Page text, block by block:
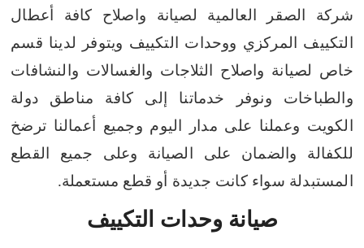
شركة الصقر العالمية لصيانة واصلاح كافة أعطال
التكييف المركزي ووحدات التكييف ويتوفر لدينا قسم
خاص لصيانة واصلاح الثلاجات والغسالات والنشافات
والطباخات ونوفر خدماتنا إلى كافة مناطق دولة
الكويت وعملنا على مدار اليوم وجميع أعمالنا ترضخ
للكفالة والضمان على الصيانة وعلى جميع القطع
المستبدلة سواء كانت جديدة أو قطع مستعملة.
صيانة وحدات التكييف